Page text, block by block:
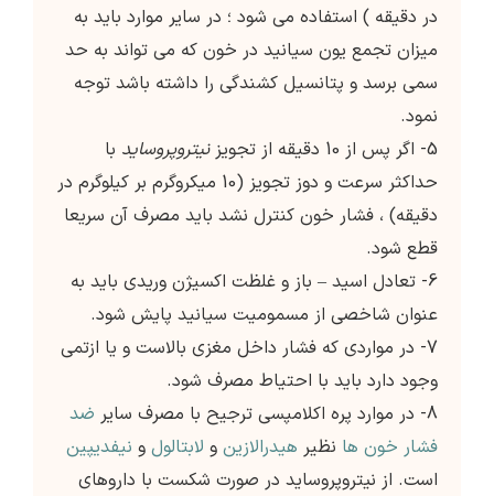
در دقیقه ) استفاده می شود ؛ در سایر موارد باید به
میزان تجمع یون سیانید در خون که می تواند به حد
سمی برسد و پتانسیل کشندگی را داشته باشد توجه
نمود.
5- اگر پس از 10 دقیقه از تجویز
نیتروپروساید با
حداکثر سرعت و دوز تجویز (10 میکروگرم بر کیلوگرم در
دقیقه) ، فشار خون کنترل نشد باید مصرف آن سریعا
قطع شود.
6- تعادل اسید – باز و غلظت اکسیژن وریدی باید به
عنوان شاخصی از مسمومیت سیانید پایش شود.
7- در مواردی که فشار داخل مغزی بالاست و یا ازتمی
وجود دارد باید با احتیاط مصرف شود.
8- در موارد پره اکلامپسی ترجیح با مصرف سایر
ضد
فشار خون ها نظیر هیدرالازین و لابتالول و نیفدیپین
است. از نیتروپروساید در صورت شکست با داروهای